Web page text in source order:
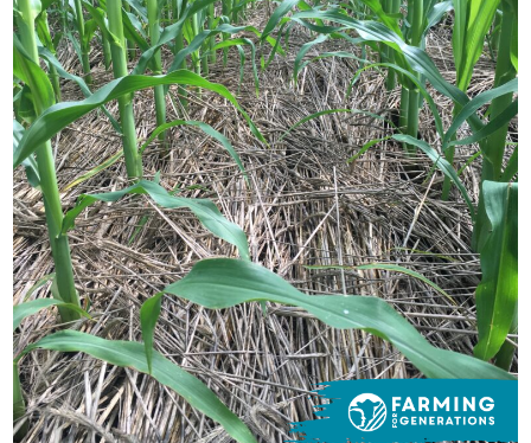
LOGIN
РУССКИЙ
ROMÂNĂ
PORTUGUÊS
POLSKI
NEDERLANDS
FRANÇAIS
ESPAÑOL
ENGLISH
DEUTSCH
العربية